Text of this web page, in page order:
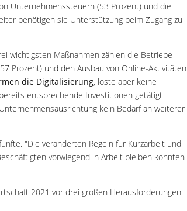
Unternehmenssteuern (53 Prozent) und die
benötigen sie Unterstützung beim Zugang zu
wichtigsten Maßnahmen zählen die Betriebe
Prozent) und den Ausbau von Online-Aktivitäten
die Digitalisierung, löste aber keine
entsprechende Investitionen getätigt
kein Bedarf an weiterer
"Die veränderten Regeln für Kurzarbeit und
vorwiegend in Arbeit bleiben konnten
2021 vor drei großen Herausforderungen